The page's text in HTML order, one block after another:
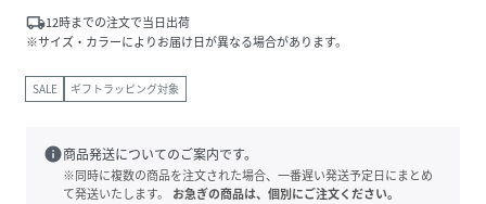
local_shipping12時までの注文で当日出荷
※サイズ・カラーによりお届け日が異なる場合があります。
SALE ギフトラッピング対象
info商品発送についてのご案内です。
※同時に複数の商品を注文された場合、一番遅い発送予定日にまとめ
て発送いたします。
お急ぎの商品は、個別にご注文ください。